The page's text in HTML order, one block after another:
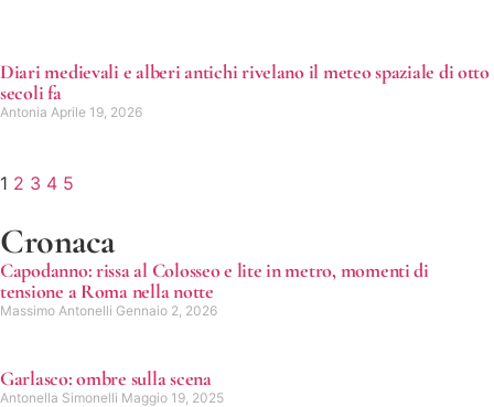
Diari medievali e alberi antichi rivelano il meteo spaziale di otto
secoli fa
Antonia Aprile 19, 2026
1 2 3 4 5
Cronaca
Capodanno: rissa al Colosseo e lite in metro, momenti di
tensione a Roma nella notte
Massimo Antonelli Gennaio 2, 2026
Garlasco: ombre sulla scena
Antonella Simonelli Maggio 19, 2025